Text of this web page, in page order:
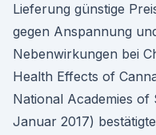
Lieferung günstige
gegen Anspannung
Nebenwirkungen bei
Health Effects of
National Academies of
Januar 2017)